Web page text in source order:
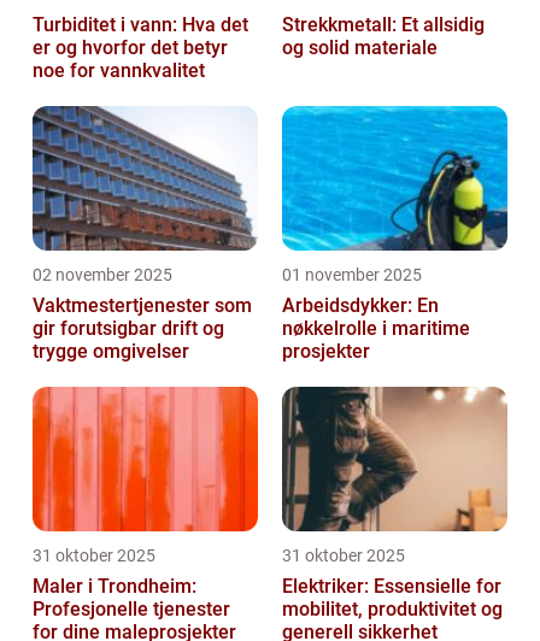
Turbiditet i vann: Hva det
er og hvorfor det betyr
noe for vannkvalitet
Strekkmetall: Et allsidig
og solid materiale
02 november 2025
Vaktmestertjenester som
gir forutsigbar drift og
trygge omgivelser
01 november 2025
Arbeidsdykker: En
nøkkelrolle i maritime
prosjekter
31 oktober 2025
Maler i Trondheim:
Profesjonelle tjenester
for dine maleprosjekter
31 oktober 2025
Elektriker: Essensielle for
mobilitet, produktivitet og
generell sikkerhet